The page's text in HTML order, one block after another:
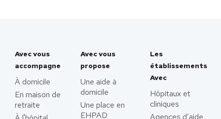
Avec vous
accompagne
À domicile
En maison de
retraite
Avec vous
propose
Une aide à
domicile
Une place en
EHPAD
Les
établissements
Avec
Hôpitaux et
cliniques
Agences d’aide